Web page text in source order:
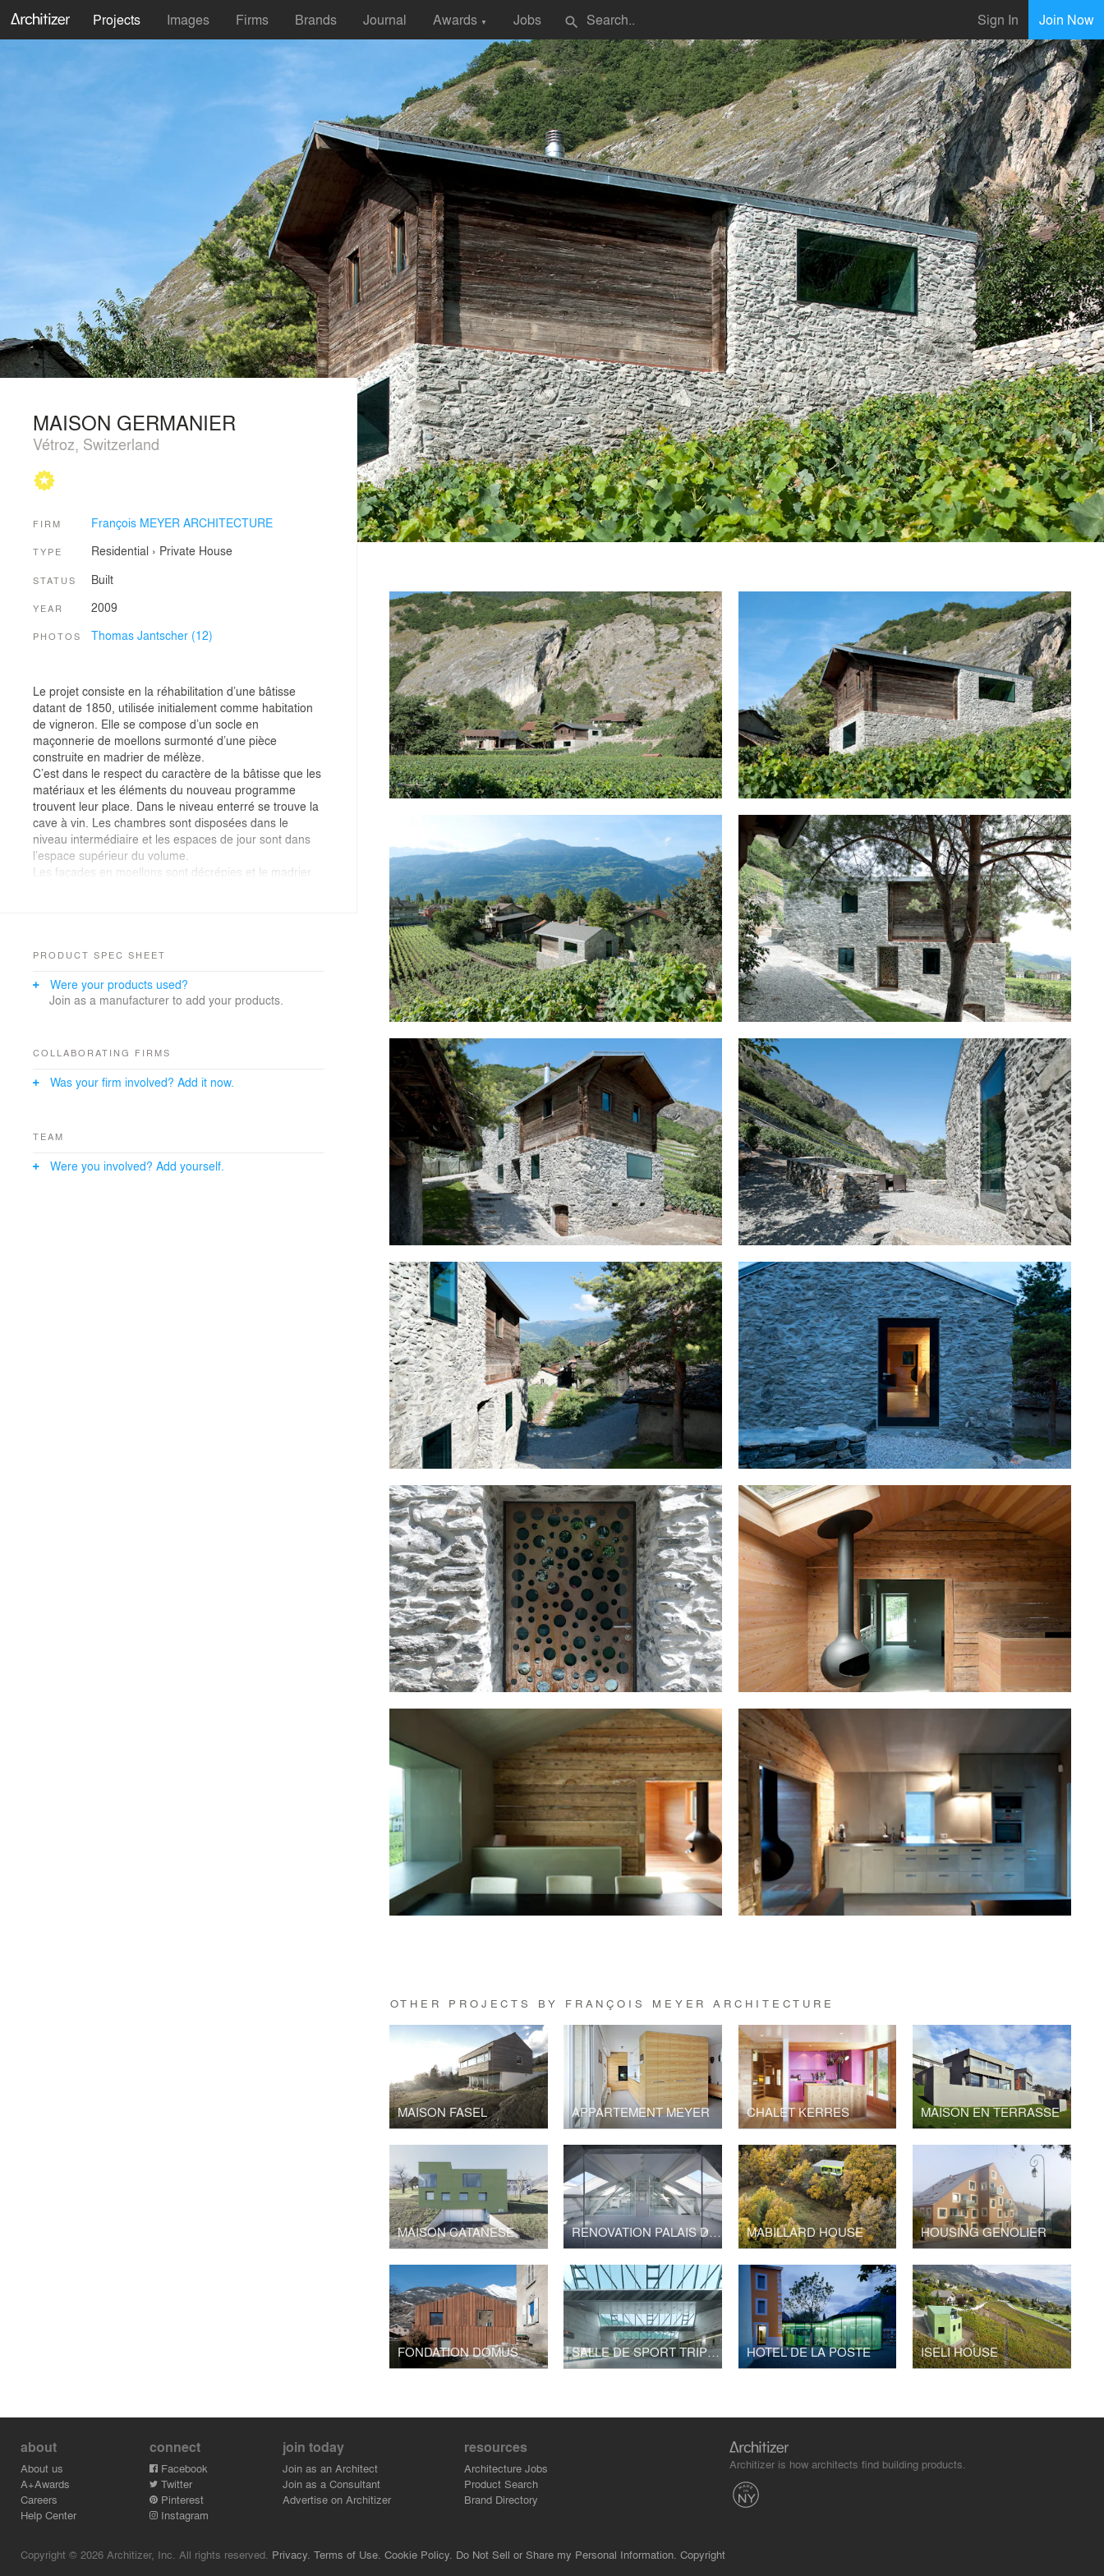
Projects Images Firms Brands Journal Awards ▼ Jobs search Sign In Join Now
OTHER PROJECTS BY FRANÇOIS MEYER ARCHITECTURE
MAISON FASEL APPARTEMENT MEYER CHALET KERRES MAISON EN TERRASSE
MAISON CATANESE RENOVATION PALAIS DE JUSTICE MABILLARD HOUSE HOUSING GENOLIER
FONDATION DOMUS SALLE DE SPORT TRIPLE HOTEL DE LA POSTE ISELI HOUSE
MAISON GERMANIER
Vétroz, Switzerland
FIRM François MEYER ARCHITECTURE
TYPE Residential › Private House
STATUS Built
YEAR 2009
PHOTOS Thomas Jantscher (12)
Le projet consiste en la réhabilitation d’une bâtisse
datant de 1850, utilisée initialement comme habitation
de vigneron. Elle se compose d’un socle en
maçonnerie de moellons surmonté d’une pièce
construite en madrier de mélèze.
C’est dans le respect du caractère de la bâtisse que les
matériaux et les éléments du nouveau programme
trouvent leur place. Dans le niveau enterré se trouve la
cave à vin. Les chambres sont disposées dans le
niveau intermédiaire et les espaces de jour sont dans
l’espace supérieur du volume.
Les façades en moellons sont décrépies et le madrier
partie bois elles sont affleurées à l'intérieur afin
A l’intérieur, la maison est entièrement isolée. Les
revêtements des parois expriment la nature du
dans la cuisine et les chambres. Les sols sont
cuisine et les chambres tandis que le séjour a conservé
PRODUCT SPEC SHEET
Were your products used?
Join as a manufacturer to add your products.
COLLABORATING FIRMS
Was your firm involved? Add it now.
TEAM
Were you involved? Add yourself.
about
About us
A+Awards
Careers
Help Center
connect
Facebook
Twitter
Pinterest
Instagram
join today
Join as an Architect
Join as a Consultant
Advertise on Architizer
resources
Architecture Jobs
Product Search
Brand Directory
Architizer is how architects find building products.
Copyright © 2026 Architizer, Inc. All rights reserved. Privacy. Terms of Use. Cookie Policy. Do Not Sell or Share my Personal Information. Copyright